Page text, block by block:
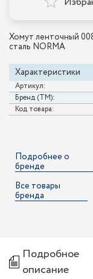
Хомут ленточный
сталь NORMA
Характеристики
Артикул:
Бренд (ТМ):
Код товара:
Подробнее о
бренде
Все товары
бренда
Подробное
описание